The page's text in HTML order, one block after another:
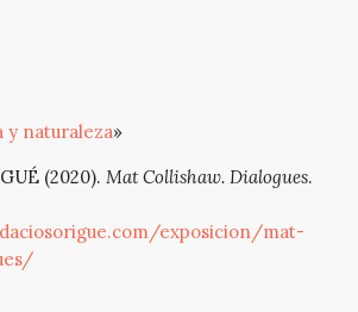
y naturaleza»
(2020). Mat Collishaw. Dialogues.
exposicion/mat-